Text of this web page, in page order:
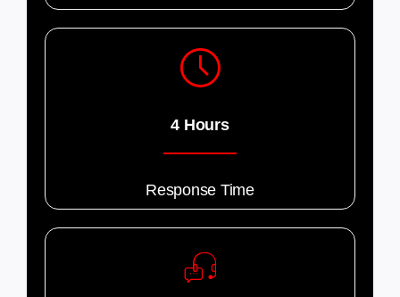
4 Hours
Response Time